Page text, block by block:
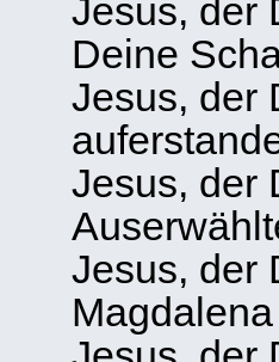
Jesus, der
Deine
Jesus, der
Jesus, der
Jesus, der